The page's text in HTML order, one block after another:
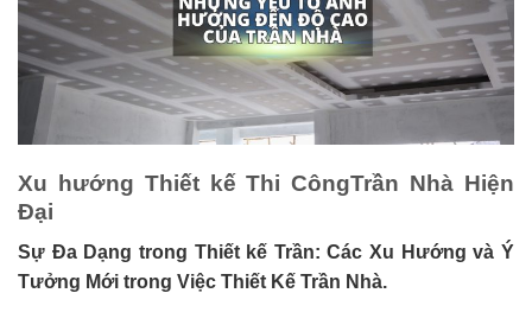
Xu hướng Thiết kế Thi CôngTrần Nhà Hiện
Đại
Sự Đa Dạng trong Thiết kế Trần: Các Xu Hướng và Ý
Tưởng Mới trong Việc Thiết Kế Trần Nhà.